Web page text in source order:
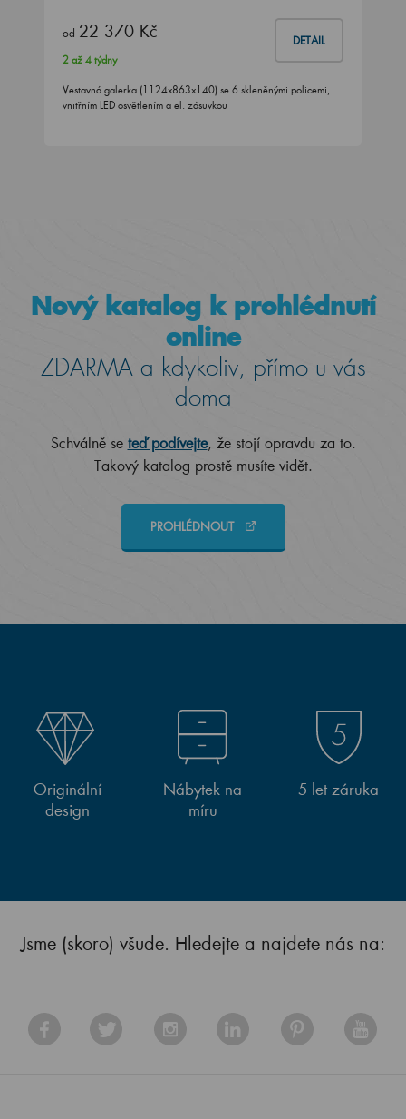
od 22 370 Kč DETAIL
2 až 4 týdny
Vestavná galerka (1124x863x140) se 6 skleněnými policemi,
vnitřním LED osvětlením a el. zásuvkou
Nový katalog k prohlédnutí
online
ZDARMA a kdykoliv, přímo u vás
doma
Schválně se teď podívejte, že stojí opravdu za to.
Takový katalog prostě musíte vidět.
PROHLÉDNOUT
Originální
design
Nábytek na
míru
5 let záruka
Jsme (skoro) všude. Hledejte a najdete nás na: